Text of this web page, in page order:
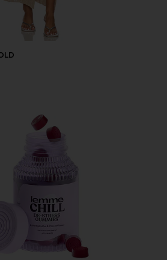
GOMITAS DE VITAMINA CHILL